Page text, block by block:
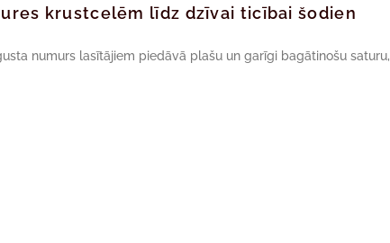
krustcelēm līdz dzīvai ticībai šodien
numurs lasītājiem piedāvā plašu un garīgi bagātinošu saturu,